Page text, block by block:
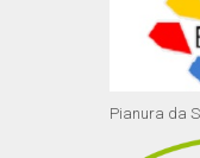
Pianura da